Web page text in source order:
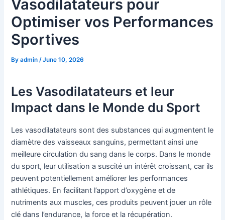
Vasodilatateurs pour
Optimiser vos Performances
Sportives
Byadmin/June 10, 2026
Les Vasodilatateurs et leur
Impact dans le Monde du Sport
Les vasodilatateurs sont des substances qui augmentent le
diamètre des vaisseaux sanguins, permettant ainsi une
meilleure circulation du sang dans le corps. Dans le monde
du sport, leur utilisation a suscité un intérêt croissant, car ils
peuvent potentiellement améliorer les performances
athlétiques. En facilitant l’apport d’oxygène et de
nutriments aux muscles, ces produits peuvent jouer un rôle
clé dans l’endurance, la force et la récupération.